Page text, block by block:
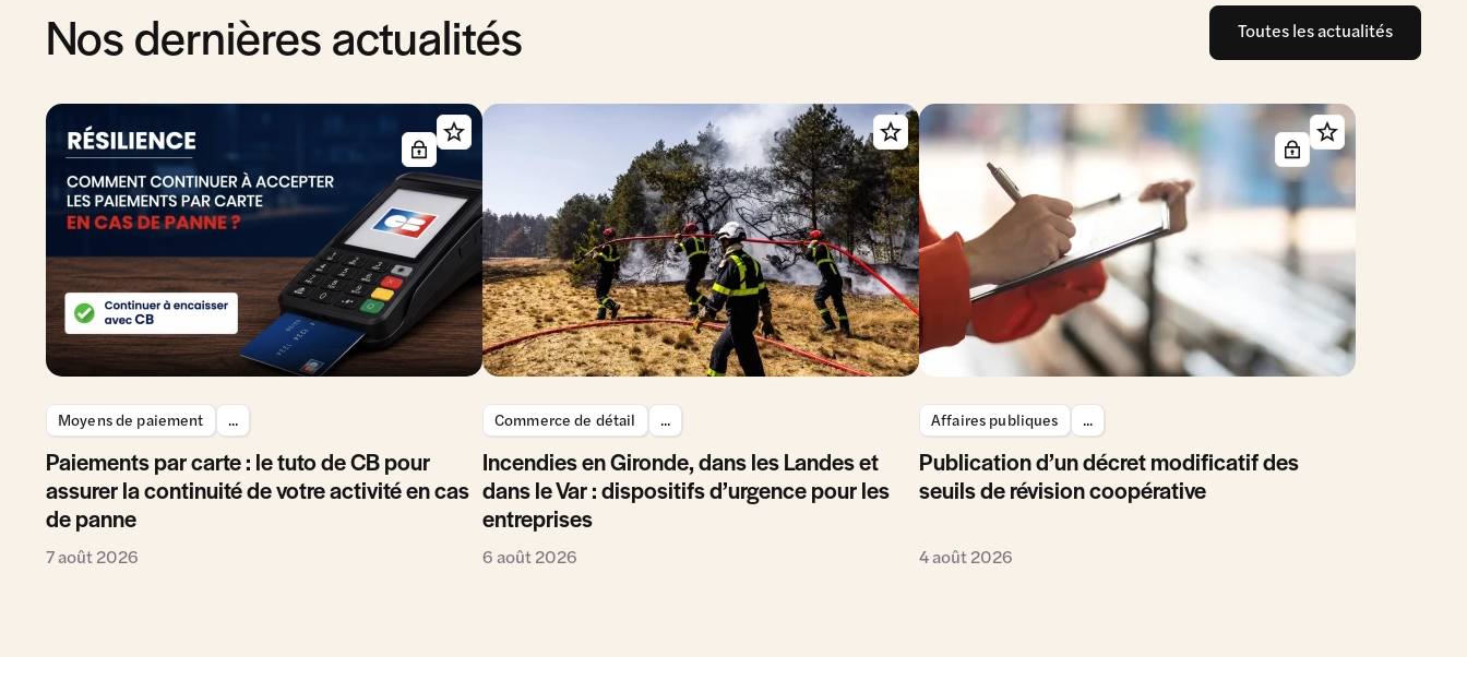
Nos dernières actualités Toutes les actualités
Moyens de paiement ...
Paiements par carte : le tuto de CB pour
assurer la continuité de votre activité en cas
de panne
7 août 2026
Commerce de détail ...
Incendies en Gironde, dans les Landes et
dans le Var : dispositifs d’urgence pour les
entreprises
6 août 2026
Affaires publiques ...
Publication d’un décret modificatif des
seuils de révision coopérative
4 août 2026